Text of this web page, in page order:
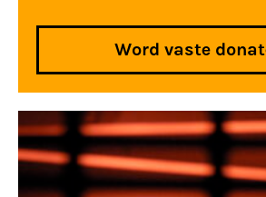
Word vaste